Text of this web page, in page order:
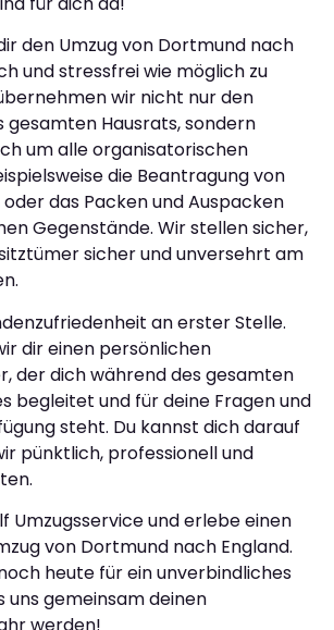
den Umzug von Dortmund nach
und stressfrei wie möglich zu
wir nicht nur den
gesamten Hausrats, sondern
um alle organisatorischen
die Beantragung von
das Packen und Auspacken
Gegenstände. Wir stellen sicher,
sicher und unversehrt am
an erster Stelle.
dir einen persönlichen
der dich während des gesamten
begleitet und für deine Fragen und
steht. Du kannst dich darauf
pünktlich, professionell und
Umzugsservice und erlebe einen
von Dortmund nach England.
heute für ein unverbindliches
uns gemeinsam deinen